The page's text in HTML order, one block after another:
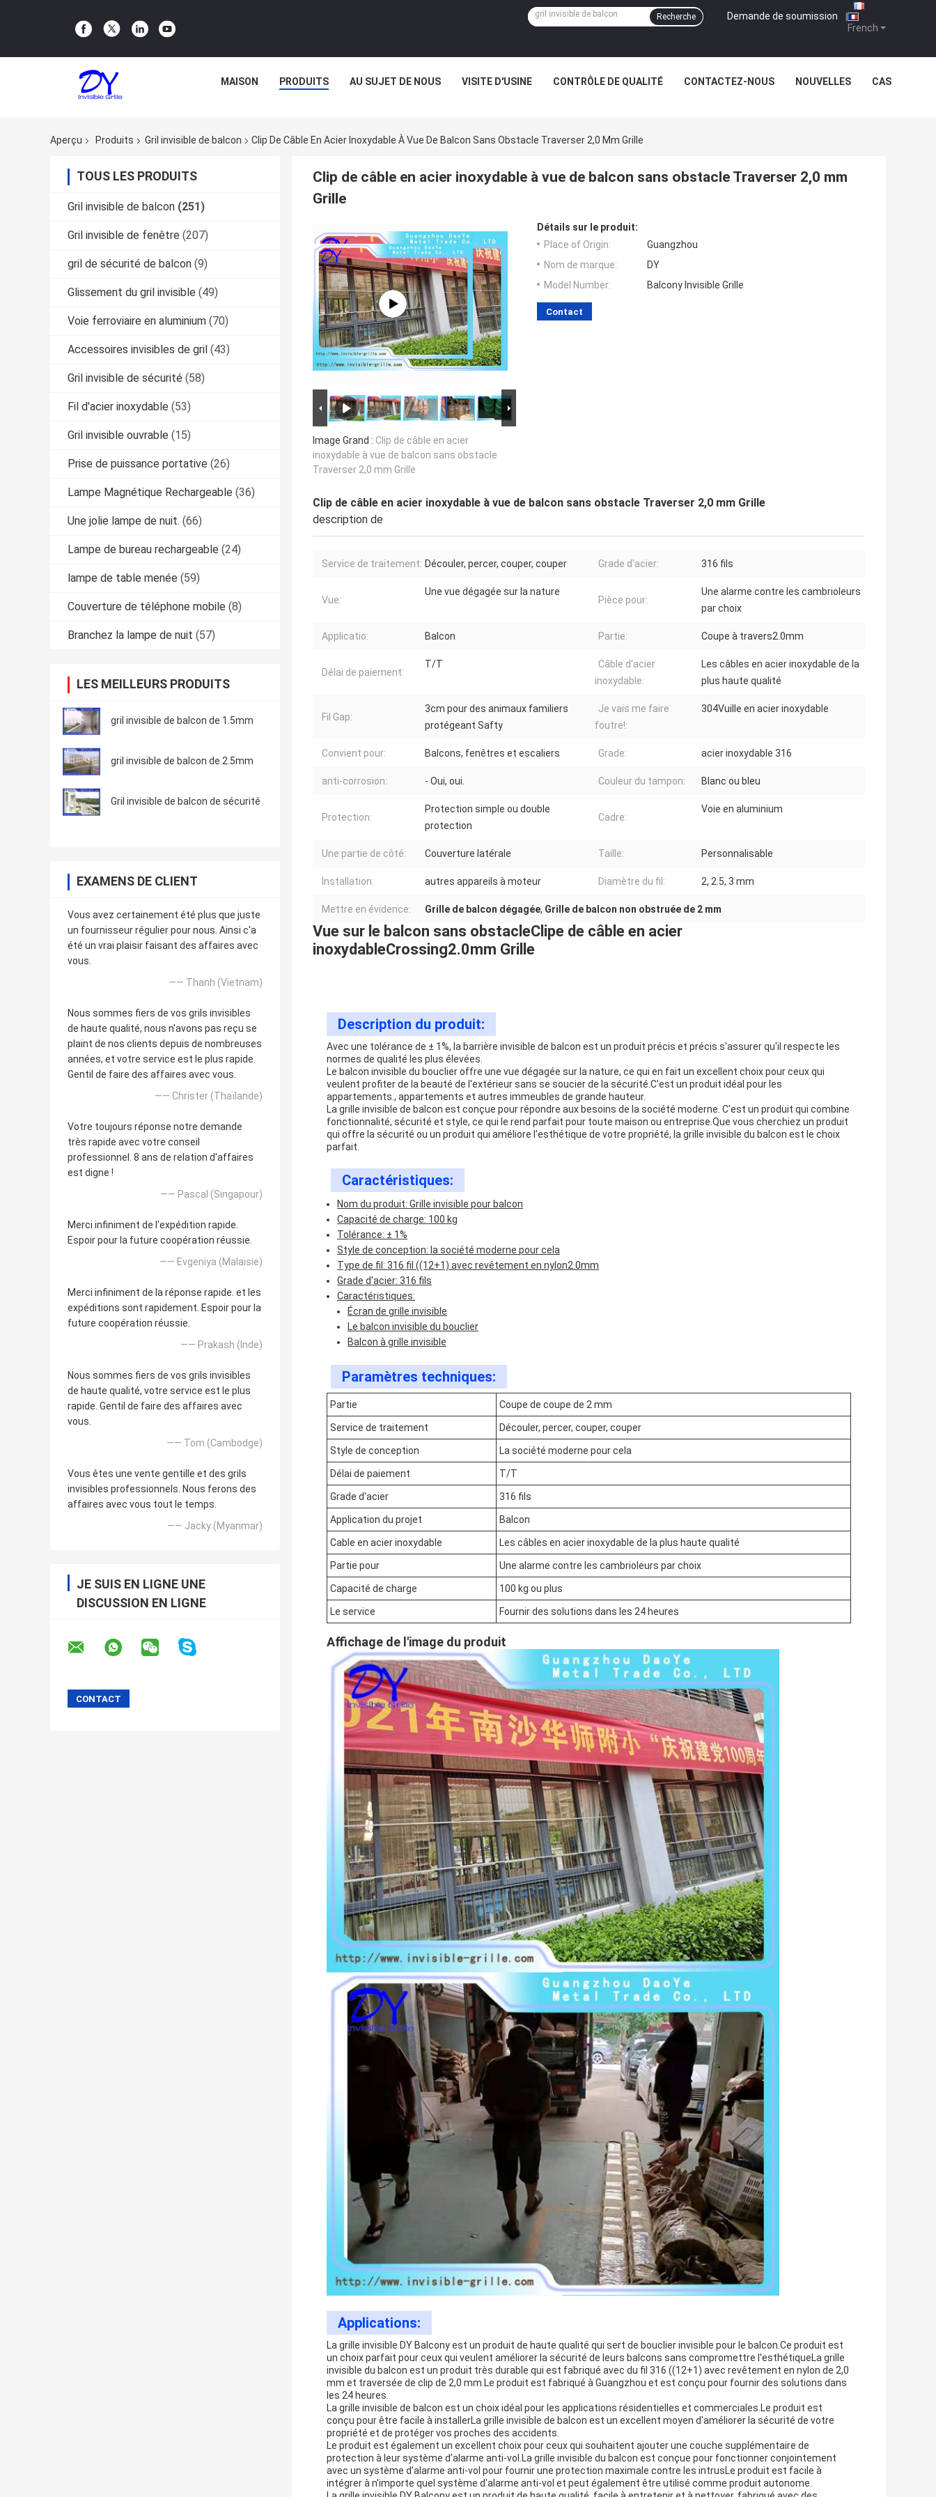
French
Demande de soumission |
Recherche
MAISON PRODUITS AU SUJET DE NOUS VISITE D'USINE CONTRÔLE DE QUALITÉ CONTACTEZ-NOUS NOUVELLES CAS
Aperçu Produits Gril invisible de balcon Clip De Câble En Acier Inoxydable À Vue De Balcon Sans Obstacle Traverser 2,0 Mm Grille
TOUS LES PRODUITS
Gril invisible de balcon (251)
Gril invisible de fenêtre (207)
gril de sécurité de balcon (9)
Glissement du gril invisible (49)
Voie ferroviaire en aluminium (70)
Accessoires invisibles de gril (43)
Gril invisible de sécurité (58)
Fil d'acier inoxydable (53)
Gril invisible ouvrable (15)
Prise de puissance portative (26)
Lampe Magnétique Rechargeable (36)
Une jolie lampe de nuit. (66)
Lampe de bureau rechargeable (24)
lampe de table menée (59)
Couverture de téléphone mobile (8)
Branchez la lampe de nuit (57)
LES MEILLEURS PRODUITS
gril invisible de balcon de 1.5mm
gril invisible de balcon de 2.5mm
Gril invisible de balcon de sécurité
EXAMENS DE CLIENT
Vous avez certainement été plus que juste
un fournisseur régulier pour nous. Ainsi c'a
été un vrai plaisir faisant des affaires avec
vous.
—— Thanh (Vietnam)
Nous sommes fiers de vos grils invisibles
de haute qualité, nous n'avons pas reçu se
plaint de nos clients depuis de nombreuses
années, et votre service est le plus rapide.
Gentil de faire des affaires avec vous.
—— Christer (Thaïlande)
Votre toujours réponse notre demande
très rapide avec votre conseil
professionnel. 8 ans de relation d'affaires
est digne !
—— Pascal (Singapour)
Merci infiniment de l'expédition rapide.
Espoir pour la future coopération réussie.
—— Evgeniya (Malaisie)
Merci infiniment de la réponse rapide. et les
expéditions sont rapidement. Espoir pour la
future coopération réussie.
—— Prakash (Inde)
Nous sommes fiers de vos grils invisibles
de haute qualité, votre service est le plus
rapide. Gentil de faire des affaires avec
vous.
—— Tom (Cambodge)
Vous êtes une vente gentille et des grils
invisibles professionnels. Nous ferons des
affaires avec vous tout le temps.
—— Jacky (Myanmar)
JE SUIS EN LIGNE UNE
DISCUSSION EN LIGNE
Clip de câble en acier inoxydable à vue de balcon sans obstacle Traverser 2,0 mm
Grille
Image Grand : Clip de câble en acier
inoxydable à vue de balcon sans obstacle
Traverser 2,0 mm Grille
Détails sur le produit:
Place of Origin:
Guangzhou
Nom de marque:
DY
Model Number:
Balcony Invisible Grille
Contact
Clip de câble en acier inoxydable à vue de balcon sans obstacle Traverser 2,0 mm Grille
description de
Service de traitement: Découler, percer, couper, couper Grade d'acier: 316 fils
Vue:
Une vue dégagée sur la nature
Pièce pour:
Une alarme contre les cambrioleurs
par choix
Applicatio: Balcon Partie: Coupe à travers2.0mm
Délai de paiement:
T/T
Câble d'acier
inoxydable:
Les câbles en acier inoxydable de la
plus haute qualité
Fil Gap:
3cm pour des animaux familiers
protégeant Safty
Je vais me faire
foutre!:
304Vuille en acier inoxydable
Convient pour: Balcons, fenêtres et escaliers Grade: acier inoxydable 316
anti-corrosion: - Oui, oui. Couleur du tampon: Blanc ou bleu
Protection:
Protection simple ou double
protection
Cadre:
Voie en aluminium
Une partie de côté: Couverture latérale Taille: Personnalisable
Installation: autres appareils à moteur Diamètre du fil: 2, 2.5, 3 mm
Mettre en évidence: Grille de balcon dégagée, Grille de balcon non obstruée de 2 mm
Vue sur le balcon sans obstacleClipe de câble en acier
inoxydableCrossing2.0mm Grille
Description du produit:
Avec une tolérance de ± 1%, la barrière invisible de balcon est un produit précis et précis.s'assurer qu'il respecte les
normes de qualité les plus élevées.
Le balcon invisible du bouclier offre une vue dégagée sur la nature, ce qui en fait un excellent choix pour ceux qui
veulent profiter de la beauté de l'extérieur sans se soucier de la sécurité.C'est un produit idéal pour les
appartements., appartements et autres immeubles de grande hauteur.
La grille invisible de balcon est conçue pour répondre aux besoins de la société moderne. C'est un produit qui combine
fonctionnalité, sécurité et style, ce qui le rend parfait pour toute maison ou entreprise.Que vous cherchiez un produit
qui offre la sécurité ou un produit qui améliore l'esthétique de votre propriété, la grille invisible du balcon est le choix
parfait.
Caractéristiques:
Nom du produit: Grille invisible pour balcon
Capacité de charge: 100 kg
Tolérance: ± 1%
Style de conception: la société moderne pour cela
Type de fil: 316 fil ((12+1) avec revêtement en nylon2.0mm
Grade d'acier: 316 fils
Caractéristiques:
Écran de grille invisible
Le balcon invisible du bouclier
Balcon à grille invisible
Paramètres techniques:
Partie Coupe de coupe de 2 mm
Service de traitement Découler, percer, couper, couper
Style de conception La société moderne pour cela
Délai de paiement T/T
Grade d'acier 316 fils
Application du projet Balcon
Cable en acier inoxydable Les câbles en acier inoxydable de la plus haute qualité
Partie pour Une alarme contre les cambrioleurs par choix
Capacité de charge 100 kg ou plus
Le service Fournir des solutions dans les 24 heures
Affichage de l'image du produit
Applications:
La grille invisible DY Balcony est un produit de haute qualité qui sert de bouclier invisible pour le balcon.Ce produit est
un choix parfait pour ceux qui veulent améliorer la sécurité de leurs balcons sans compromettre l'esthétiqueLa grille
invisible du balcon est un produit très durable qui est fabriqué avec du fil 316 ((12+1) avec revêtement en nylon de 2,0
mm et traversée de clip de 2,0 mm.Le produit est fabriqué à Guangzhou et est conçu pour fournir des solutions dans
les 24 heures.
La grille invisible de balcon est un choix idéal pour les applications résidentielles et commerciales.Le produit est
conçu pour être facile à installerLa grille invisible de balcon est un excellent moyen d'améliorer la sécurité de votre
propriété et de protéger vos proches des accidents.
Le produit est également un excellent choix pour ceux qui souhaitent ajouter une couche supplémentaire de
protection à leur système d'alarme anti-vol.La grille invisible du balcon est conçue pour fonctionner conjointement
avec un système d'alarme anti-vol pour fournir une protection maximale contre les intrusLe produit est facile à
intégrer à n'importe quel système d'alarme anti-vol et peut également être utilisé comme produit autonome.